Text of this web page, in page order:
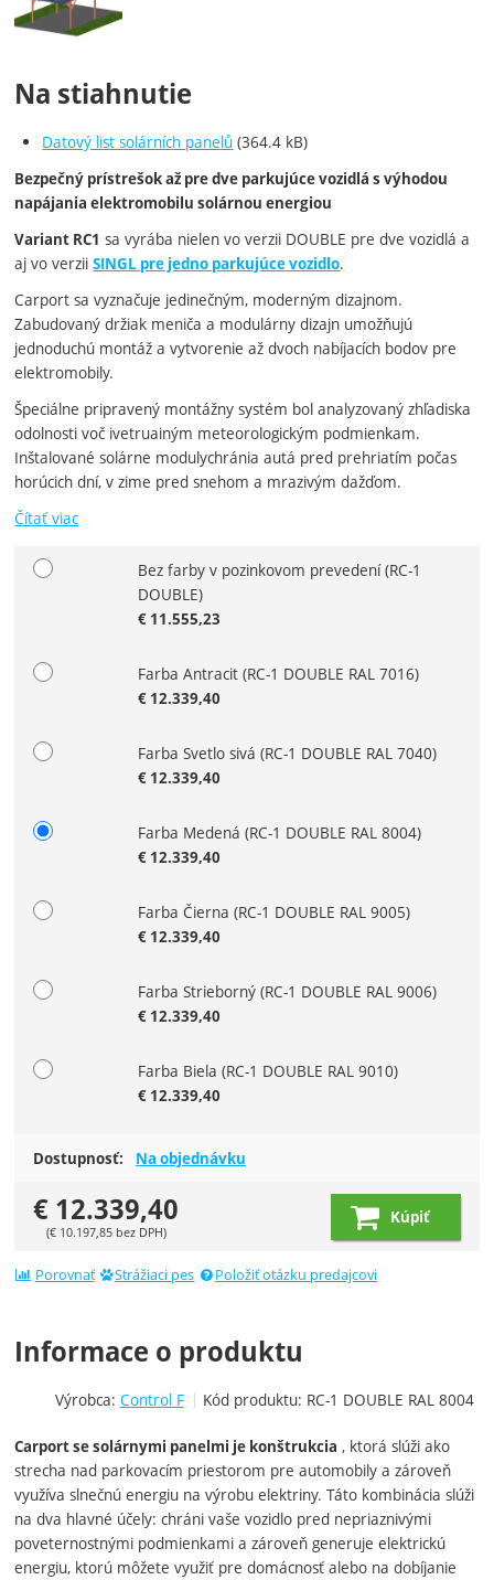
Na stiahnutie
Datový list solárních panelů (364.4 kB)
Bezpečný prístrešok až pre dve parkujúce vozidlá s výhodou
napájania elektromobilu solárnou energiou
Variant RC1 sa vyrába nielen vo verzii DOUBLE pre dve vozidlá a
aj vo verziiSINGL pre jedno parkujúce vozidlo.
Carport sa vyznačuje jedinečným, moderným dizajnom.
Zabudovaný držiak meniča a modulárny dizajn umožňujú
jednoduchú montáž a vytvorenie až dvoch nabíjacích bodov pre
elektromobily.
Špeciálne pripravený montážny systém bol analyzovaný zhľadiska
odolnosti voč ivetruainým meteorologickým podmienkam.
Inštalované solárne modulychránia autá pred prehriatím počas
horúcich dní, v zime pred snehom a mrazivým dažďom.
Čítať viac
Zvoľte variantBez farby v pozinkovom prevedení(RC-1
DOUBLE)
€ 11.555,23
Farba Antracit(RC-1 DOUBLE RAL 7016)
€ 12.339,40
Farba Svetlo sivá(RC-1 DOUBLE RAL 7040)
€ 12.339,40
Farba Medená(RC-1 DOUBLE RAL 8004)
€ 12.339,40
Farba Čierna(RC-1 DOUBLE RAL 9005)
€ 12.339,40
Farba Strieborný(RC-1 DOUBLE RAL 9006)
€ 12.339,40
Farba Biela(RC-1 DOUBLE RAL 9010)
€ 12.339,40
Dostupnosť: Na objednávku
€ 12.339,40
(€10.197,85 bez DPH)
Kúpiť
Porovnať Strážiaci pes Položiť otázku predajcovi
Informace o produktu
Výrobca: Control F Kód produktu: RC-1 DOUBLE RAL 8004
Carport se solárnymi panelmi je konštrukcia , ktorá slúži ako
strecha nad parkovacím priestorom pre automobily a zároveň
využíva slnečnú energiu na výrobu elektriny. Táto kombinácia slúži
na dva hlavné účely: chráni vaše vozidlo pred nepriaznivými
poveternostnými podmienkami a zároveň generuje elektrickú
energiu, ktorú môžete využiť pre domácnosť alebo na dobíjanie